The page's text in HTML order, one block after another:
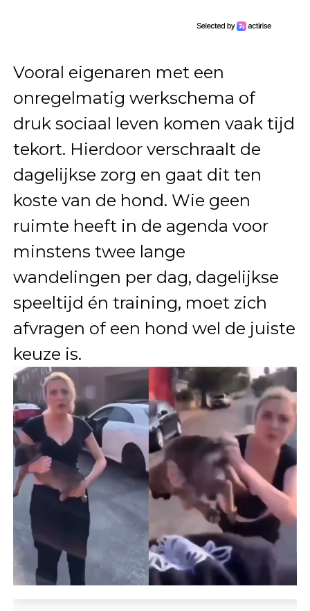
Vooral eigenaren met een
onregelmatig werkschema of
druk sociaal leven komen vaak tijd
tekort. Hierdoor verschraalt de
dagelijkse zorg en gaat dit ten
koste van de hond. Wie geen
ruimte heeft in de agenda voor
minstens twee lange
wandelingen per dag, dagelijkse
speeltijd én training, moet zich
afvragen of een hond wel de juiste
keuze is.